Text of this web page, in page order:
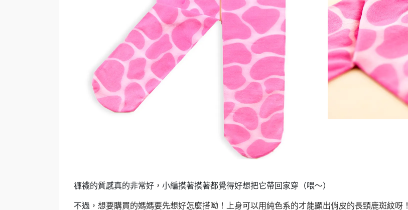
褲襪的質感真的非常好 ， 小編摸著摸著都覺得好想把它帶回家穿（喂～）
不過 ，想要購買的媽媽要先想好怎麼搭呦！上身可以用純色系的才能顯出俏皮的長頸鹿斑紋呀！